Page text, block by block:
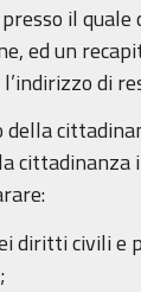
il
ed un
di
della
cittadinanza
diritti civili e